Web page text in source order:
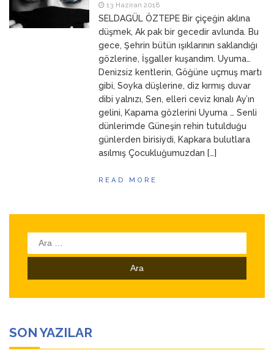
13 Haziran 2018
SELDAGÜL ÖZTEPE Bir çiçeğin aklına
düşmek, Ak pak bir gecedir avlunda. Bu
gece, Şehrin bütün ışıklarının saklandığı
gözlerine, İşgaller kuşandım. Uyuma…
Denizsiz kentlerin, Göğüne uçmuş martı
gibi, Soyka düşlerine, diz kırmış duvar
dibi yalnızı, Sen, elleri ceviz kınalı Ay’ın
gelini, Kapama gözlerini Uyuma … Senli
dünlerimde Güneşin rehin tutulduğu
günlerden birisiydi, Kapkara bulutlara
asılmış Çocukluğumuzdan […]
READ MORE
Arama:
SON YAZILAR